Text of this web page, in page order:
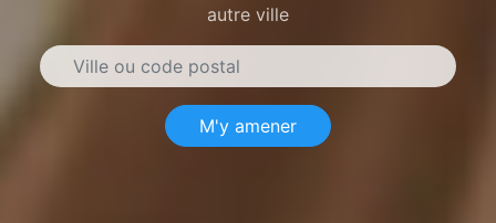
autre ville
M'y amener